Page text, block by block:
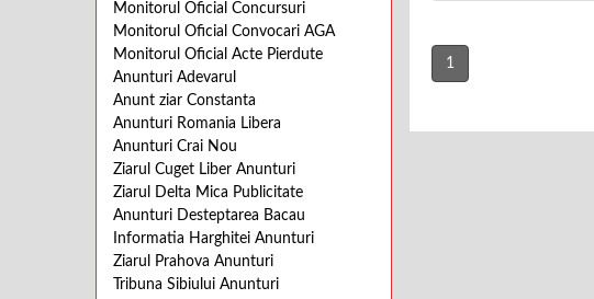
Monitorul Oficial Concursuri
Monitorul Oficial Convocari AGA
Monitorul Oficial Acte Pierdute
Anunturi Adevarul
Anunt ziar Constanta
Anunturi Romania Libera
Anunturi Crai Nou
Ziarul Cuget Liber Anunturi
Ziarul Delta Mica Publicitate
Anunturi Desteptarea Bacau
Informatia Harghitei Anunturi
Ziarul Prahova Anunturi
Tribuna Sibiului Anunturi
1